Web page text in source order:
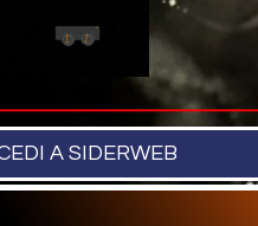
A SIDERWEB